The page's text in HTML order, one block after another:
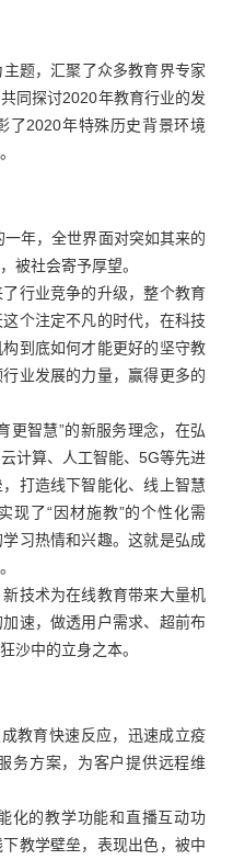
题，汇聚了众多教育界专家
同探讨2020年教育行业的发
了2020年特殊历史背景环境
年，全世界面对突如其来的
被社会寄予厚望。
行业竞争的升级，整个教育
个注定不凡的时代，在科技
到底如何才能更好的坚守教
业发展的力量，赢得更多的
更智慧”的新服务理念，在弘
计算、人工智能、5G等先进
打造线下智能化、线上智慧
现了“因材施教”的个性化需
习热情和兴趣。这就是弘成
技术为在线教育带来大量机
速，做透用户需求、超前布
沙中的立身之本。
教育快速反应，迅速成立疫
务方案，为客户提供远程维
化的教学功能和直播互动功
教学壁垒，表现出色，被中